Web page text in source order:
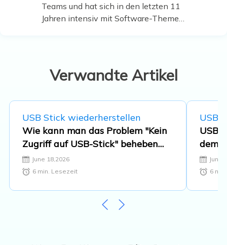
Teams und hat sich in den letzten 11
Jahren intensiv mit Software-Themen
Multimedia-Software. …
Verwandte Artikel
USB Stick wiederherstellen
Wie kann man das Problem "Kein
Zugriff auf USB-Stick" beheben
und den USB-Stick wieder
zugänglich machen.
June 18,2026
6min. Lesezeit
USB
USB-
dem
June
6